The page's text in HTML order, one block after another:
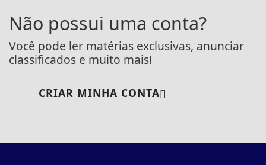
Não possui uma conta?
Você pode ler matérias exclusivas, anunciar
classificados e muito mais!
CRIAR MINHA CONTA